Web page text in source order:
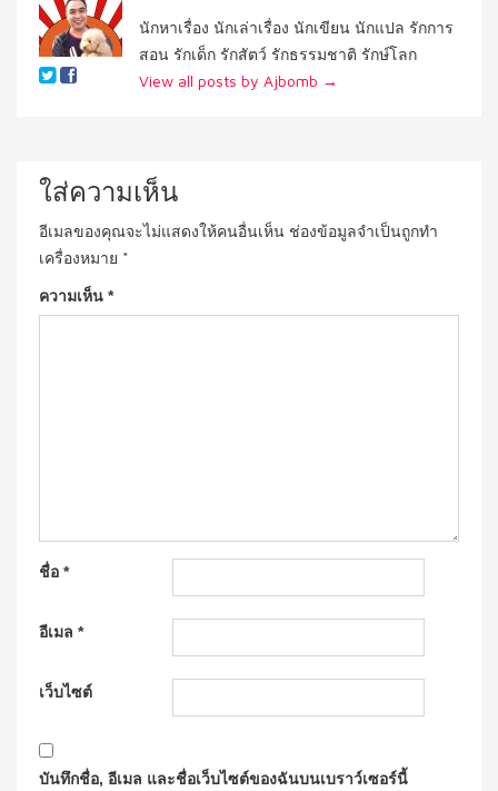
นักหาเรื่อง นักเล่าเรื่อง นักเขียน นักแปล รักการ
สอน รักเด็ก รักสัตว์ รักธรรมชาติ รักษ์โลก
View all posts by Ajbomb →
ใส่ความเห็น
อีเมลของคุณจะไม่แสดงให้คนอื่นเห็น ช่องข้อมูลจำเป็นถูกทำ
เครื่องหมาย *
ความเห็น *
ชื่อ *
อีเมล *
เว็บไซต์
บันทึกชื่อ, อีเมล และชื่อเว็บไซต์ของฉันบนเบราว์เซอร์นี้